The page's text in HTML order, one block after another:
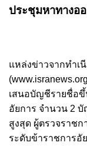
ประชุมหาทางอ
แหล่งข่าวจากทำเ
เสนอบัญชีรายชื่อขึ้
อัยการ จำนวน 2
สูงสุด ผู้ตรวจราช
ระดับข้าราชการอั